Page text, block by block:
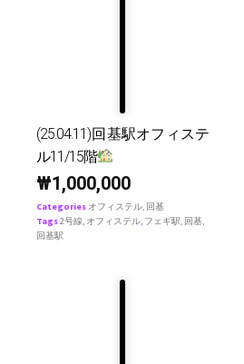
(25.04.11)回基駅オフィステ
ル11/15階
₩1,000,000
Categories オフィステル, 回基
Tags2号線, オフィステル, フェギ駅, 回基,
回基駅